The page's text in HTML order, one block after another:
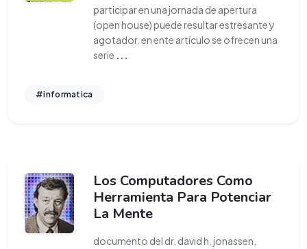
participar en una jornada de apertura
(open house) puede resultar estresante y
agotador. en ente artículo se ofrecen una
serie ...
#informatica
Los Computadores Como
Herramienta Para Potenciar
La Mente
documento del dr. david h. jonassen,